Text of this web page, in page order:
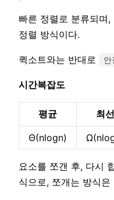
빠른 정렬로 분류되며
정렬 방식이다.
퀵소트와는 반대로 안
시간복잡도
평균 최선
Θ(nlogn)
요소를 쪼갠 후, 다시
식으로, 쪼개는 방식